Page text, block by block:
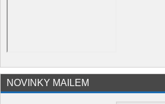
NOVINKY MAILEM